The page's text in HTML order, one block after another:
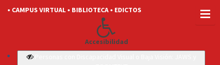
• CAMPUS VIRTUAL • BIBLIOTECA • EDICTOS
Accesibilidad